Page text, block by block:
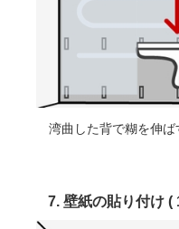
湾曲した背で糊を伸ば
7. 壁紙の貼り付け (